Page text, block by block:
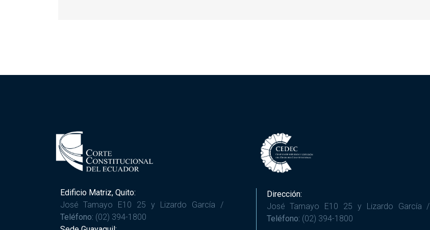
Edificio Matriz, Quito:
José Tamayo E10 25 y Lizardo García /
Teléfono: (02) 394-1800
Dirección:
José Tamayo E10 25 y Lizardo García /
Teléfono: (02) 394-1800